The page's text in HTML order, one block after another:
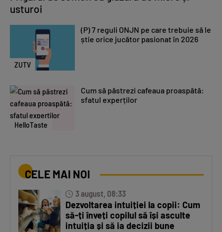
usturoi
ZUTV
(P) 7 reguli ONJN pe care trebuie să le
știe orice jucător pasionat în 2026
HelloTaste
Cum să păstrezi cafeaua proaspătă:
sfatul experților
CELE MAI NOI
3 august, 08:33
Dezvoltarea intuiției la copii: Cum
să-ți înveți copilul să își asculte
intuiția și să ia decizii bune